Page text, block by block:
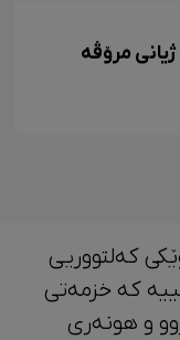
مرۆڤە
کەلتووریی
کە خزمەتی
زمان، کەلتوور، مێژوو و ‎هونەری